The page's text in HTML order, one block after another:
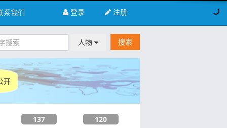
注册
登录
系我们
人物 搜索
开
137 120